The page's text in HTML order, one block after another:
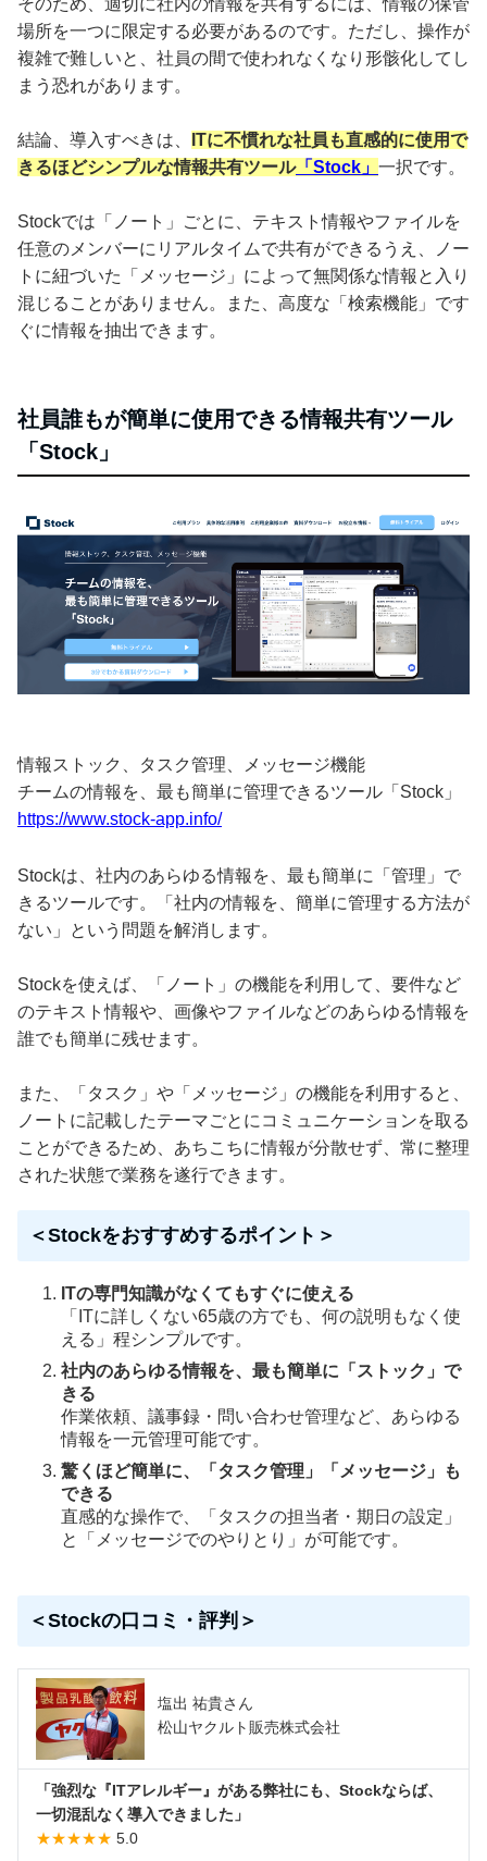
場所を一つに限定する必要があるのです。ただし、操作が
複雑で難しいと、社員の間で使われなくなり形骸化してし
まう恐れがあります。
結論、導入すべきは、
ITに不慣れな社員も直感的に使用で
きるほどシンプルな情報共有ツール「Stock」 一択です。
Stockでは「ノート」ごとに、テキスト情報やファイルを
任意のメンバーにリアルタイムで共有ができるうえ、ノー
トに紐づいた「メッセージ」によって無関係な情報と入り
混じることがありません。また、高度な「検索機能」です
ぐに情報を抽出できます。
社員誰もが簡単に使用できる情報共有ツール
「Stock」
情報ストック、タスク管理、メッセージ機能
チームの情報を、最も簡単に管理できるツール「Stock」
https://www.stock-app.info/
Stockは、社内のあらゆる情報を、最も簡単に「管理」で
きるツールです。「社内の情報を、簡単に管理する方法が
ない」という問題を解消します。
Stockを使えば、「ノート」の機能を利用して、要件など
のテキスト情報や、画像やファイルなどのあらゆる情報を
誰でも簡単に残せます。
また、「タスク」や「メッセージ」の機能を利用すると、
ノートに記載したテーマごとにコミュニケーションを取る
ことができるため、あちこちに情報が分散せず、常に整理
された状態で業務を遂行できます。
＜Stockをおすすめするポイント＞
ITの専門知識がなくてもすぐに使える
「ITに詳しくない65歳の方でも、何の説明もなく使
える」程シンプルです。
社内のあらゆる情報を、最も簡単に「ストック」で
きる
作業依頼、議事録・問い合わせ管理など、あらゆる
情報を一元管理可能です。
驚くほど簡単に、「タスク管理」「メッセージ」も
できる
直感的な操作で、「タスクの担当者・期日の設定」
と「メッセージでのやりとり」が可能です。
＜Stockの口コミ・評判＞
塩出 祐貴さん
松山ヤクルト販売株式会社
「強烈な『ITアレルギー』がある弊社にも、Stockならば、
一切混乱なく導入できました」
★★★★★ 5.0